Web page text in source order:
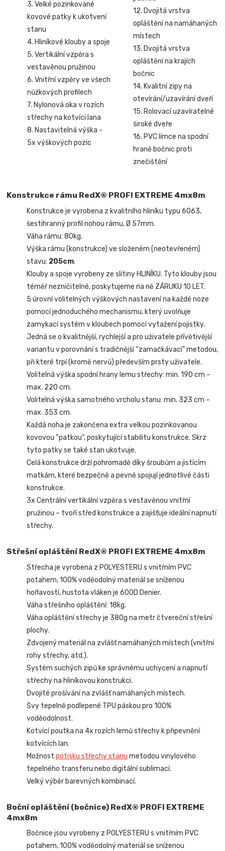
3. Velké pozinkované
kovové patky k ukotvení
stanu
4. Hliníkové klouby a spoje
5. Vertikální vzpěra s
vestavěnou pružinou
6. Vnitřní vzpěry ve všech
nůžkových profilech
7. Nylonová oka v rozích
střechy na kotvící lana
8. Nastavitelná výška -
5x výškových pozic
12. Dvojitá vrstva
opláštění na namáhaných
místech
13. Dvojitá vrstva
opláštění na krajích
bočnic
14. Kvalitní zipy na
otevírání/uzavírání dveří
15. Rolovací uzavíratelné
široké dveře
16. PVC límce na spodní
hraně bočnic proti
znečištění
Konstrukce rámu RedX® PROFI EXTREME 4mx8m
Konstrukce je vyrobena z kvalitního hliníku typu 6063,
šestihranný profil nohou rámu, Ø 57mm.
Váha rámu: 80kg.
Výška rámu (konstrukce) ve složeném (neotevřeném)
stavu: 205cm.
Klouby a spoje vyrobeny ze slitiny HLINÍKU. Tyto klouby jsou
téměř nezničitelné, poskytujeme na ně ZÁRUKU 10 LET.
5 úrovní volitelných výškových nastavení na každé noze
pomocí jednoduchého mechanismu, který uvolňuje
zamykací systém v kloubech pomocí vytažení pojistky.
Jedná se o kvalitnější, rychlejší a pro uživatele přívětivější
variantu v porovnání s tradičnější “zamačkávací” metodou,
při které trpí (kromě nervů) především prsty uživatele.
Volitelná výška spodní hrany lemu střechy: min. 190 cm –
max. 220 cm.
Volitelná výška samotného vrcholu stanu: min. 323 cm –
max. 353 cm.
Každá noha je zakončena extra velkou pozinkovanou
kovovou “patkou”, poskytující stabilitu konstrukce. Skrz
tyto patky se také stan ukotvuje.
Celá konstrukce drží pohromadě díky šroubům a jistícím
matkám, které bezpečně a pevně spojují jednotlivé části
konstrukce.
3x Centrální vertikální vzpěra s vestavěnou vnitřní
pružinou – tvoří střed konstrukce a zajišťuje ideální napnutí
střechy.
Střešní opláštění RedX® PROFI EXTREME 4mx8m
Střecha je vyrobena z POLYESTERU s vnitřním PVC
potahem, 100% voděodolný materiál se sníženou
hořlavostí, hustota vláken je 600D Denier.
Váha střešního opláštění: 18kg.
Váha opláštění střechy je 380g na metr čtvereční střešní
plochy.
Zdvojený materiál na zvlášť namáhaných místech (vnitřní
rohy střechy, atd.).
Systém suchých zipů ke správnému uchycení a napnutí
střechy na hliníkovou konstrukci.
Dvojité prošívání na zvlášť namáhaných místech.
Švy tepelně podlepené TPU páskou pro 100%
voděodolnost.
Kotvící poutka na 4x rozích lemů střechy k připevnění
kotvících lan.
Možnostpotisku střechy stanu metodou vinylového
tepelného transferu nebo digitální sublimací.
Velký výběr barevných kombinací.
Boční opláštění (bočnice) RedX® PROFI EXTREME
4mx8m
Bočnice jsou vyrobeny z POLYESTERU s vnitřním PVC
potahem, 100% voděodolný materiál se sníženou